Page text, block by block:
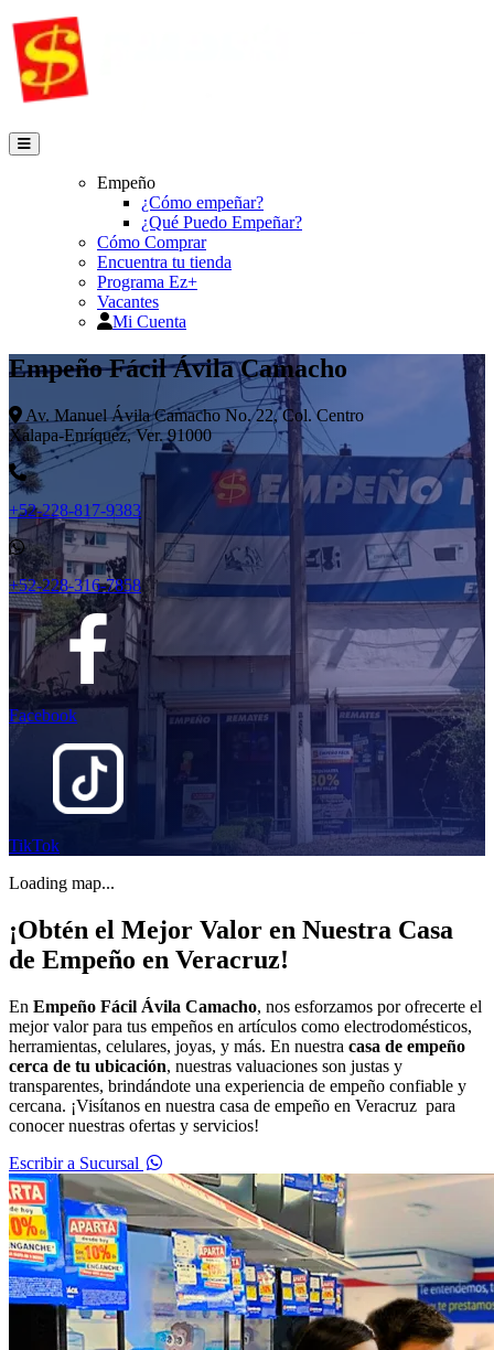
Empeño
¿Cómo empeñar?
¿Qué Puedo Empeñar?
Cómo Comprar
Encuentra tu tienda
Programa Ez+
Vacantes
Mi Cuenta
Empeño Fácil Ávila Camacho
Av. Manuel Ávila Camacho No. 22, Col. Centro
Xalapa-Enríquez, Ver. 91000
+52-228-817-9383
+52-228-316-7858
Facebook
TikTok
Loading map...
¡Obtén el Mejor Valor en Nuestra Casa
de Empeño en Veracruz!
En Empeño Fácil Ávila Camacho, nos esforzamos por ofrecerte el
mejor valor para tus empeños en artículos como electrodomésticos,
herramientas, celulares, joyas, y más. En nuestra casa de empeño
cerca de tu ubicación, nuestras valuaciones son justas y
transparentes, brindándote una experiencia de empeño confiable y
cercana. ¡Visítanos en nuestra casa de empeño en Veracruz para
conocer nuestras ofertas y servicios!
Escribir a Sucursal